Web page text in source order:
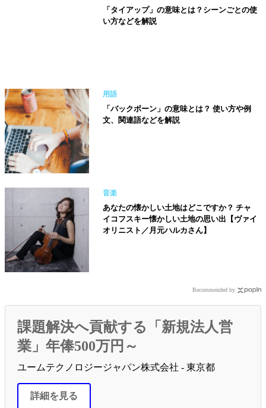
「タイアップ」の意味とは？シーンごとの使
い方などを解説
用語
「バックボーン」の意味とは？ 使い方や例
文、関連語などを解説
音楽
あなたの懐かしい土地はどこですか？ チャ
イコフスキー懐かしい土地の思い出【ヴァイ
オリニスト／月元ハルカさん】
Recommended by
課題解決へ貢献する「新規法人営
業」年俸500万円～
ユームテクノロジージャパン株式会社 - 東京都
詳細を見る